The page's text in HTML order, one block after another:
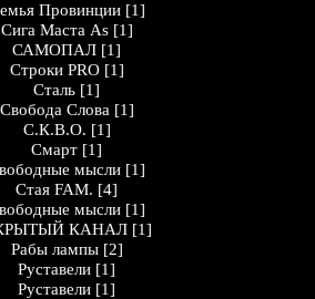
Провинции [1]
Сига Маста As [1]
САМОПАЛ [1]
Строки PRO [1]
Сталь [1]
Свобода Слова [1]
С.К.В.О. [1]
Смарт [1]
мысли [1]
Стая FAM. [4]
мысли [1]
КАНАЛ [1]
Рабы лампы [2]
Руставели [1]
Руставели [1]